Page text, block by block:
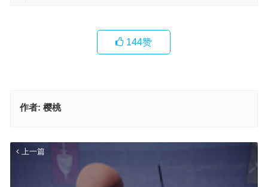
144赞
作者: 樱桃
上一篇